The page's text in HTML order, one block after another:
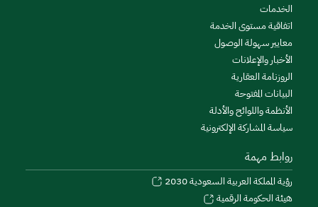
الخدمات
اتفاقية مستوى الخدمة
معايير سهولة الوصول
الأخبار والإعلانات
الروزنامة العقارية
البيانات المفتوحة
الأنظمة واللوائح والأدلة
سياسة المشاركة الإلكترونية
روابط مهمة
رؤية المملكة العربية السعودية 2030
هيئة الحكومة الرقمية